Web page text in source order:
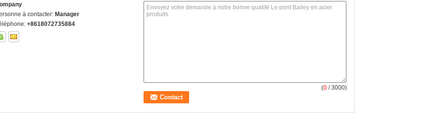
à contacter: Manager
+8618072735884
(0 / 3000)